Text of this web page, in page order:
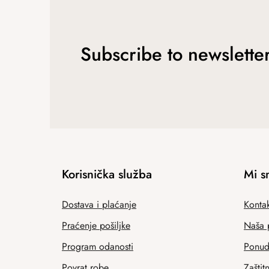
Subscribe to
Korisnička služba
Dostava i plaćanje
Praćenje pošiljke
Program odanosti
Mi
Naša